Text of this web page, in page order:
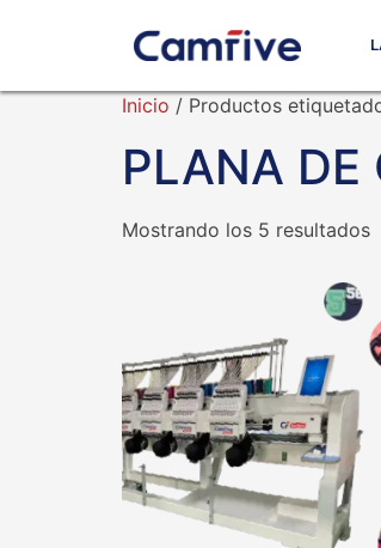
Inicio / Productos
PLANA DE
Mostrando los 5 resultados